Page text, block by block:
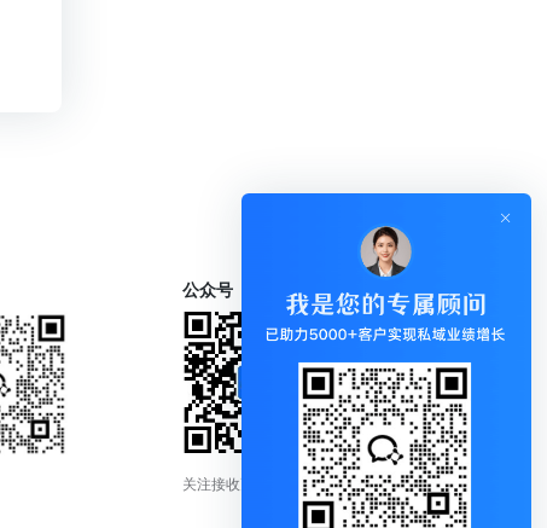
公众号
关注接收更新通知